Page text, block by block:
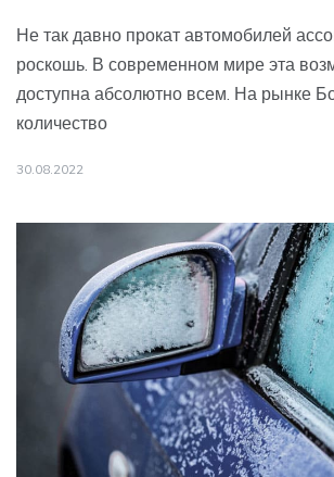
Не так давно прокат автомобилей
роскошь. В современном мире эта
доступна абсолютно всем. На рынке
количество
30.08.2022